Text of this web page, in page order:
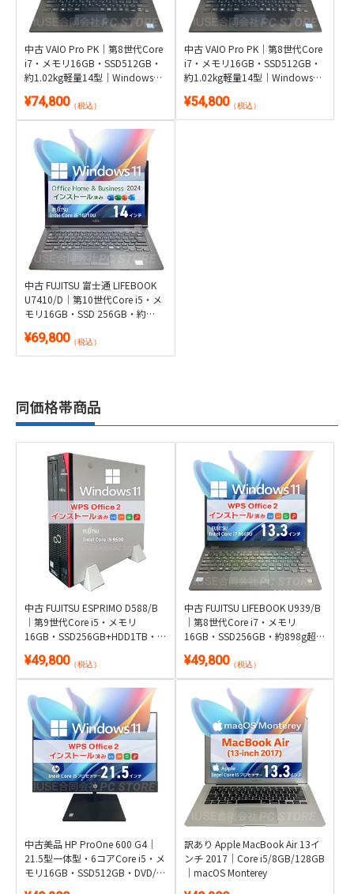
中古 VAIO Pro PK｜第8世代Core
i7・メモリ16GB・SSD512GB・
約1.02kg軽量14型｜Windows
11・Microsoft Office 2024付き
¥74,800（税込）
中古 FUJITSU 富士通 LIFEBOOK
U7410/D｜第10世代Core i5・メ
モリ16GB・SSD 256GB・約
1.46kg｜Windows 11・
Microsoft Office 2024付き
¥69,800 （税込）
同価格帯商品
中古 FUJITSU ESPRIMO D588/B
｜第9世代Core i5・メモリ
16GB・SSD256GB+HDD1TB・
DVDマルチ｜Windows 11・WPS
Office 2付き
¥49,800（税込）
中古 FUJITSU LIFEBOOK U939/B
｜第8世代Core i7・メモリ
16GB・SSD256GB・約898g超軽
量｜Windows 11・WPS Office 2
付き
¥49,800（税込）